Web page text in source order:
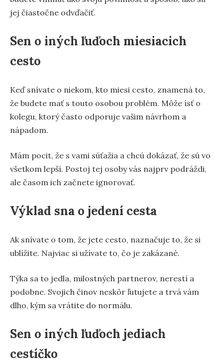
jej čiastočne odvďačiť.
Sen o iných ľuďoch miesiacich
cesto
Keď snívate o niekom, kto miesi cesto, znamená to,
že budete mať s touto osobou problém. Môže ísť o
kolegu, ktorý často odporuje vašim návrhom a
nápadom.
Mám pocit, že s vami súťažia a chcú dokázať, že sú vo
všetkom lepší. Postoj tej osoby vás najprv podráždi,
ale časom ich začnete ignorovať.
Výklad sna o jedení cesta
Ak snívate o tom, že jete cesto, naznačuje to, že si
ublížite. Najviac si užívate to, čo je zakázané.
Týka sa to jedla, milostných partnerov, nerestí a
podobne. Svojich činov neskôr ľutujete a trvá vám
dlho, kým sa vrátite do normálu.
Sen o iných ľuďoch jediach
cestíčko